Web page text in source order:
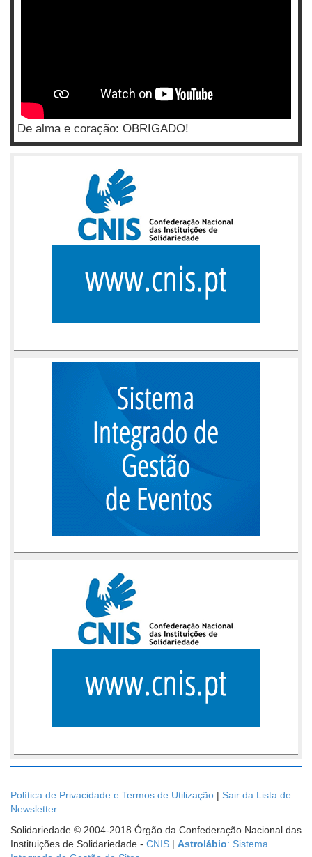
De alma e coração: OBRIGADO!
Política de Privacidade e Termos de Utilização | Sair da Lista de
Newsletter
Solidariedade © 2004-2018 Órgão da Confederação Nacional das
Instituições de Solidariedade - CNIS | Astrolábio: Sistema